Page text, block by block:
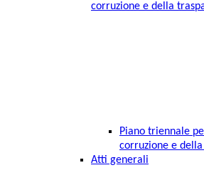
corruzione e della
Piano triennale
corruzione e della
Atti generali